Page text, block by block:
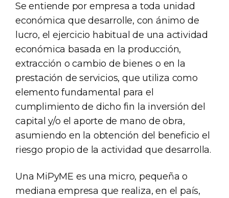
Se entiende por empresa a toda unidad
económica que desarrolle, con ánimo de
lucro, el ejercicio habitual de una actividad
económica basada en la producción,
extracción o cambio de bienes o en la
prestación de servicios, que utiliza como
elemento fundamental para el
cumplimiento de dicho fin la inversión del
capital y/o el aporte de mano de obra,
asumiendo en la obtención del beneficio el
riesgo propio de la actividad que desarrolla.
Una MiPyME es una micro, pequeña o
mediana empresa que realiza, en el país,